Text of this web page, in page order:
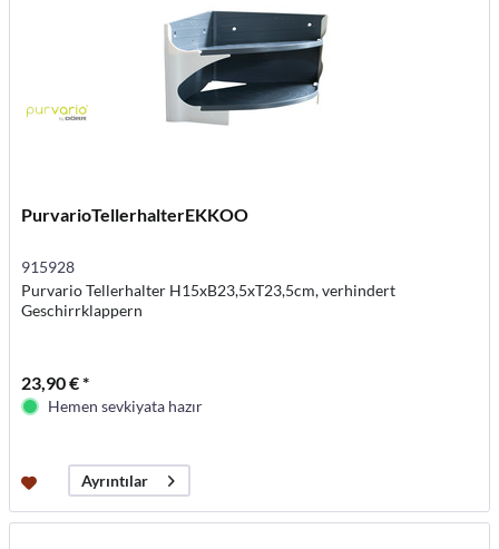
PurvarioTellerhalterEKKOO
915928
Purvario Tellerhalter H15xB23,5xT23,5cm, verhindert
Geschirrklappern
23,90 € *
Hemen sevkiyata hazır
Ayrıntılar